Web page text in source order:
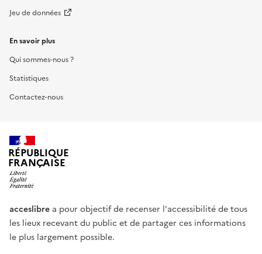
Jeu de données
En savoir plus
Qui sommes-nous ?
Statistiques
Contactez-nous
RÉPUBLIQUE
FRANÇAISE
acceslibre a pour objectif de recenser l'accessibilité de tous
les lieux recevant du public et de partager ces informations
le plus largement possible.